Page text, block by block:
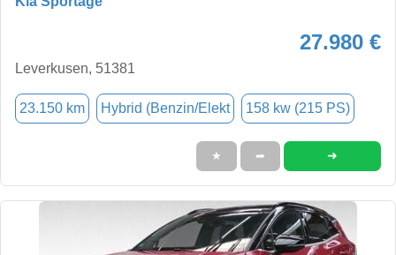
27.980 €
Leverkusen, 51381
23.150 km Hybrid (Benzin/Elekt 158 kw (215 PS)
★ ➦ ➜